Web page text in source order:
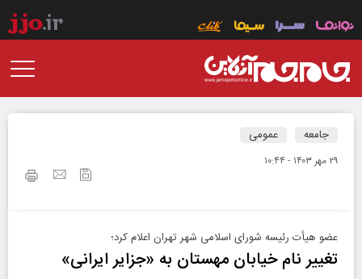
جامعه عمومی
۲۹ مهر ۱۴۰۳ - ۱۰:۴۴
عضو هیأت رئیسه شورای اسلامی شهر تهران اعلام کرد؛
تغییر نام خیابان مهستان به «جزایر ایرانی»